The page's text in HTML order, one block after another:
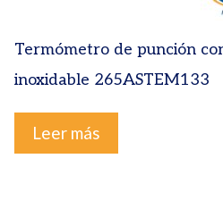
Termómetro de punción
inoxidable 265ASTEM133
Leer más